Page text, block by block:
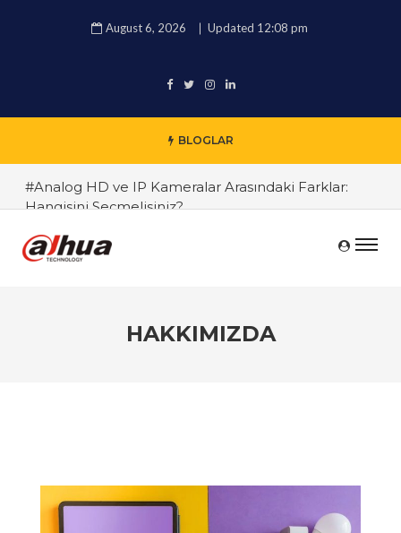
August 6, 2026 Updated 12:08 pm
BLOGLAR
#Analog HD ve IP Kameralar Arasındaki Farklar:
Hangisini Seçmelisiniz?
#Dahua Kamera Sistemlerinde Yapay Zeka
Destekli Güvenlik Teknolojileri
#TRT Haber Güvenlik Kamerası Alırken Nelere
Çözüm
#Analog HD ve IP Kameraları Birlikte Kullanmanın
HAKKIMIZDA